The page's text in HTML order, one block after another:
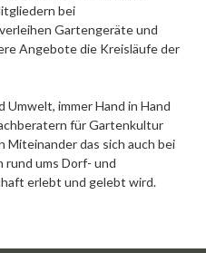
bei
Gartengeräte und
Angebote die Kreisläufe der
Umwelt, immer Hand in Hand
für Gartenkultur
Miteinander das sich auch bei
rund ums Dorf- und
erlebt und gelebt wird.